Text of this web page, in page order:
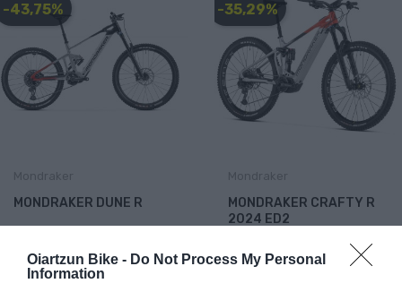
Oiartzun Bike - Do Not Process My Personal
Information
-43,75%
MONDRAKER DUNE R
-35,29%
MONDRAKER CRAFTY R
2024 ED2
4.399,63 €